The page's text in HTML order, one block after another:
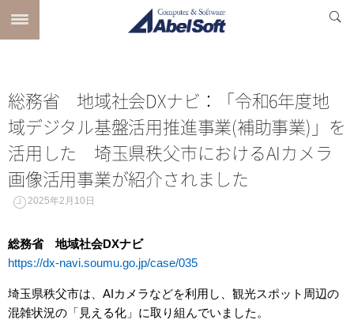
総務省 地域社会DXナビ：「令和6年度地
域デジタル基盤活用推進事業(補助事業)」を
活用した 埼玉県秩父市におけるAIカメラ
画像活用事業が紹介されました
2025年2月10日
総務省 地域社会DXナビ
https://dx-navi.soumu.go.jp/case/035
埼玉県秩父市は、AIカメラなどを利用し、観光スポット周辺の
混雑状況の「見える化」に取り組んでいました。